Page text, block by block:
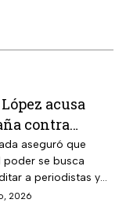
acusa
contra
y lanza
por la
de expresión
aseguró que
poder se busca
a periodistas y
comunicación.
2026